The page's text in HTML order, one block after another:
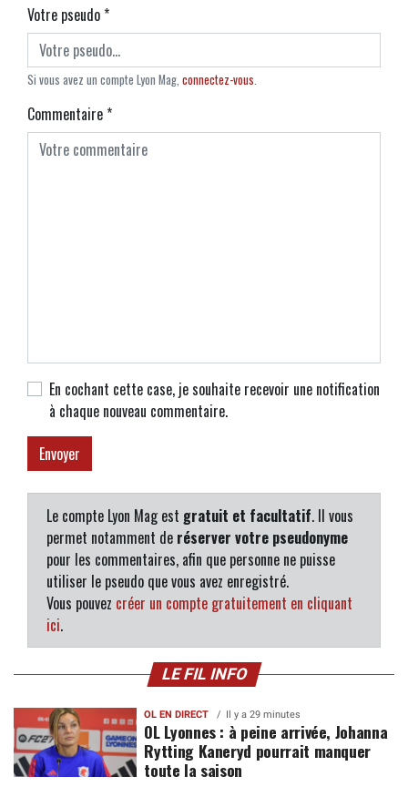
Votre pseudo*
Si vous avez un compte Lyon Mag, connectez-vous.
Commentaire*
En cochant cette case, je souhaite recevoir une notification
à chaque nouveau commentaire.
Le compte Lyon Mag est gratuit et facultatif. Il vous
permet notamment de réserver votre pseudonyme
pour les commentaires, afin que personne ne puisse
utiliser le pseudo que vous avez enregistré.
Vous pouvez créer un compte gratuitement en cliquant
ici.
LE FIL INFO
OL EN DIRECT Il y a 29 minutes
OL Lyonnes : à peine arrivée, Johanna
Rytting Kaneryd pourrait manquer
toute la saison